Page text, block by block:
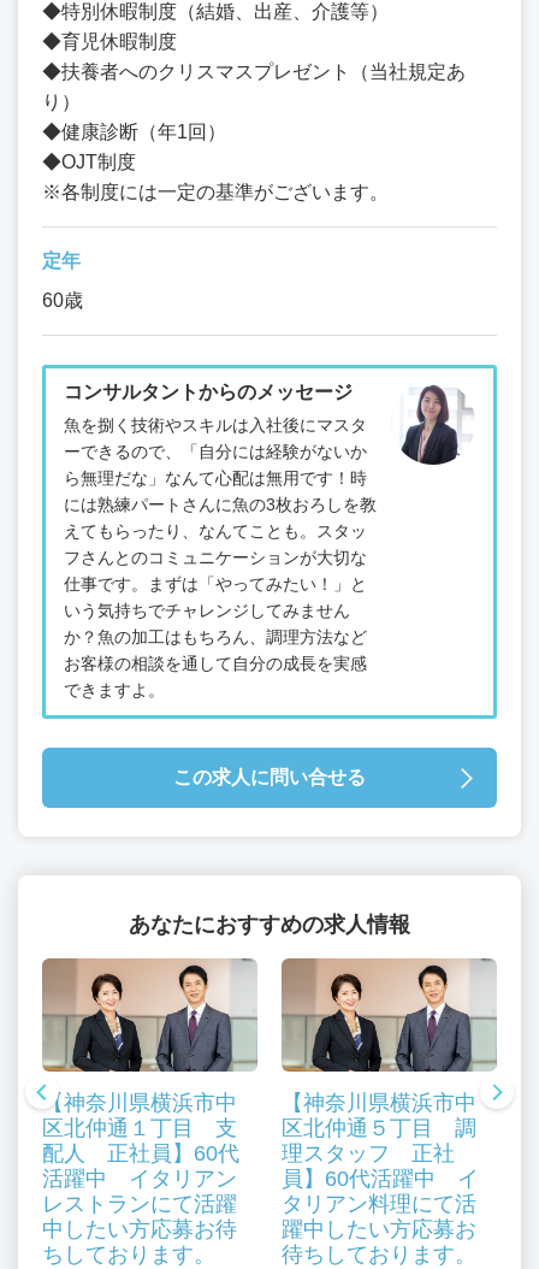
◆特別休暇制度（結婚、出産、介護等）
◆育児休暇制度
◆扶養者へのクリスマスプレゼント（当社規定あ
り）
◆健康診断（年1回）
◆OJT制度
※各制度には一定の基準がございます。
定年
60歳
コンサルタントからのメッセージ
魚を捌く技術やスキルは入社後にマスタ
ーできるので、「自分には経験がないか
ら無理だな」なんて心配は無用です！時
には熟練パートさんに魚の3枚おろしを教
えてもらったり、なんてことも。スタッ
フさんとのコミュニケーションが大切な
仕事です。まずは「やってみたい！」と
いう気持ちでチャレンジしてみません
か？魚の加工はもちろん、調理方法など
お客様の相談を通して自分の成長を実感
できますよ。
この求人に問い合せる
あなたにおすすめの求人情報
【神奈川県横浜市中
区北仲通１丁目 支
配人 正社員】60代
活躍中 イタリアン
レストランにて活躍
中したい方応募お待
ちしております。
【神奈川県横浜市中
区北仲通５丁目 調
理スタッフ 正社
員】60代活躍中 イ
タリアン料理にて活
躍中したい方応募お
待ちしております。